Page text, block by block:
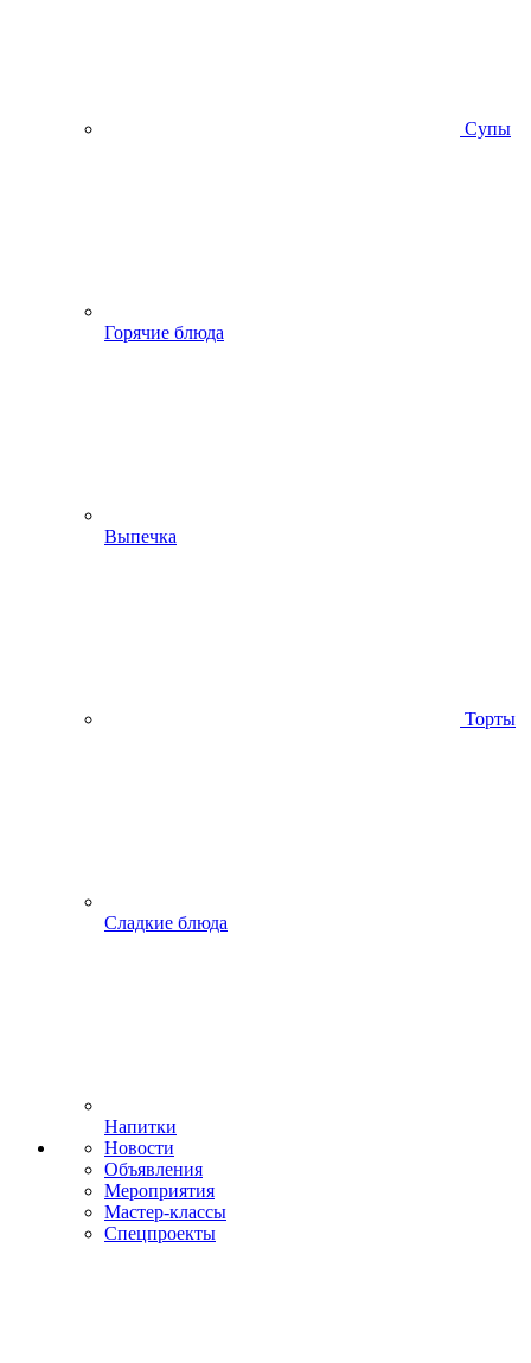
Супы
Горячие блюда
Выпечка
Торты
Сладкие блюда
Напитки
Новости
Объявления
Мероприятия
Мастер-классы
Спецпроекты